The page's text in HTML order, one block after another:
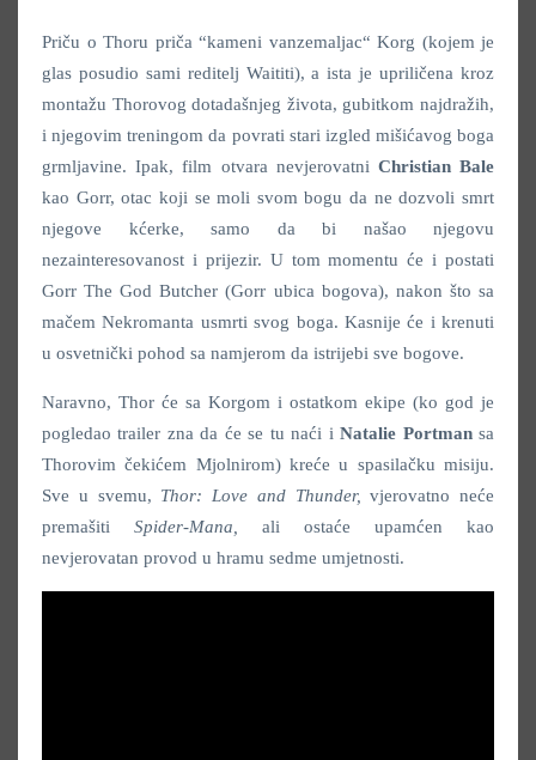
Priču o Thoru priča “kameni vanzemaljac“ Korg (kojem je
glas posudio sami reditelj Waititi), a ista je upriličena kroz
montažu Thorovog dotadašnjeg života, gubitkom najdražih,
i njegovim treningom da povrati stari izgled mišićavog boga
grmljavine. Ipak, film otvara nevjerovatni Christian Bale
kao Gorr, otac koji se moli svom bogu da ne dozvoli smrt
njegove kćerke, samo da bi našao njegovu
nezainteresovanost i prijezir. U tom momentu će i postati
Gorr The God Butcher (Gorr ubica bogova), nakon što sa
mačem Nekromanta usmrti svog boga. Kasnije će i krenuti
u osvetnički pohod sa namjerom da istrijebi sve bogove.
Naravno, Thor će sa Korgom i ostatkom ekipe (ko god je
pogledao trailer zna da će se tu naći iNatalie Portmansa
Thorovim čekićem Mjolnirom) kreće u spasilačku misiju.
Sve u svemu, Thor: Love and Thunder,vjerovatno neće
premašiti Spider-Mana, ali ostaće upamćen kao
nevjerovatan provod u hramu sedme umjetnosti.